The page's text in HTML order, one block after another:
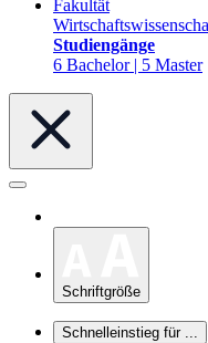
Fakultät
Studiengänge
6 Bachelor | 5 Master
Schriftgröße
Schnelleinstieg für ...